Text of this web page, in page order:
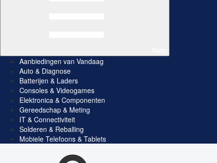
Aanbiedingen van Vandaag
Auto & Diagnose
Batterijen & Laders
Consoles & Videogames
Elektronica & Componenten
Gereedschap & Meting
IT & Connectiviteit
Solderen & Reballing
Mobiele Telefoons & Tablets